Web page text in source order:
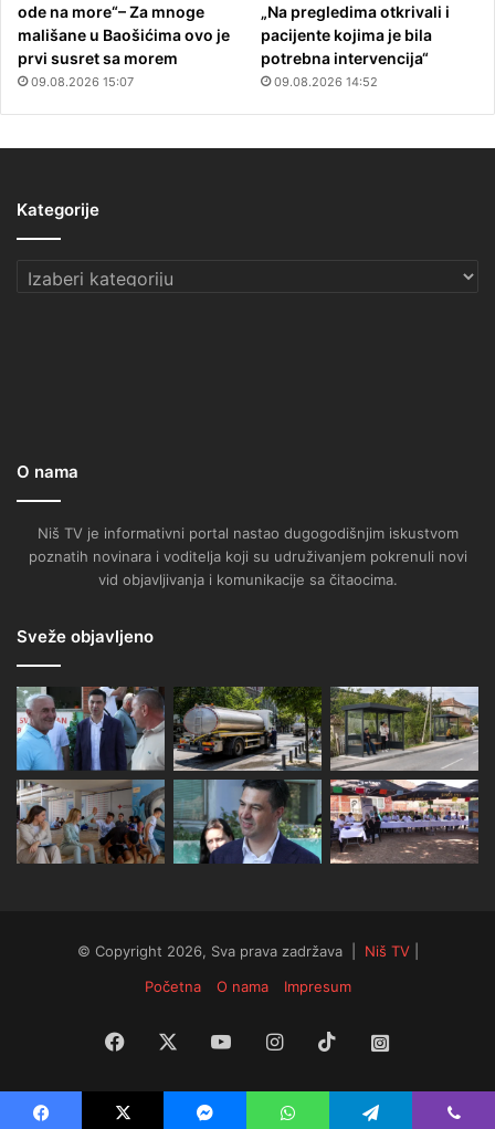
ode na more“– Za mnoge
mališane u Baošićima ovo je
prvi susret sa morem
09.08.2026 15:07
„Na pregledima otkrivali i
pacijente kojima je bila
potrebna intervencija“
09.08.2026 14:52
Kategorije
Kategorije
O nama
Niš TV je informativni portal nastao dugogodišnjim iskustvom
poznatih novinara i voditelja koji su udruživanjem pokrenuli novi
vid objavljivanja i komunikacije sa čitaocima.
Sveže objavljeno
© Copyright 2026, Sva prava zadržava | Niš TV|
Početna
O nama Impresum
Facebook YouTubeInstagram
TikTok